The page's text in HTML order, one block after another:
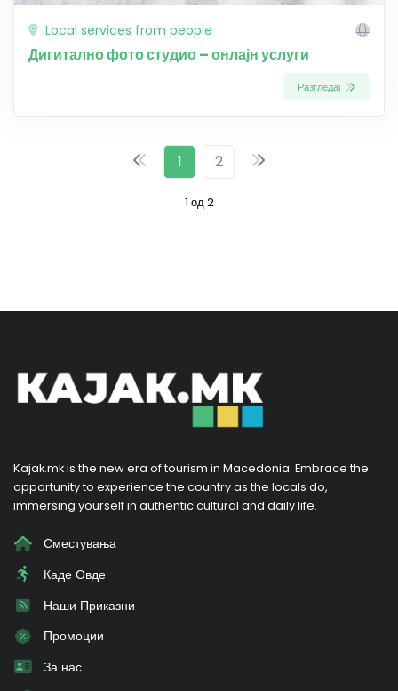
Local services from people
Дигитално фото студио – онлајн услуги
Разгледај
1 2
1 од 2
Kajak.mk is the new era of tourism in Macedonia. Embrace the
opportunity to experience the country as the locals do,
immersing yourself in authentic cultural and daily life.
Сместувања
Каде Овде
Наши Приказни
Промоции
За нас